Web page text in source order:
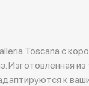
Toscana с
Изготовленная
к